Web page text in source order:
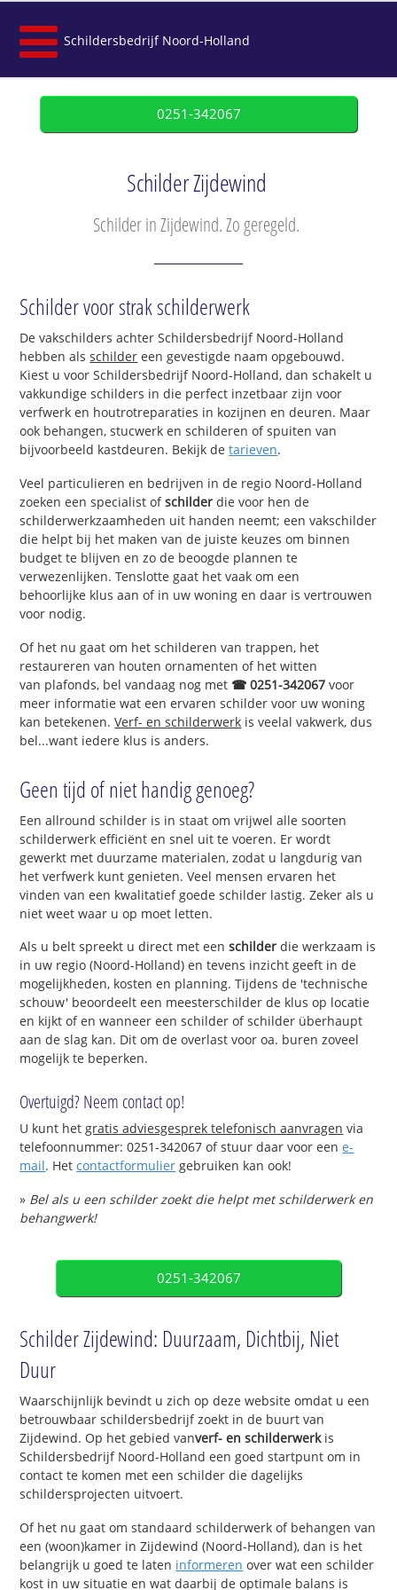
Schildersbedrijf Noord-Holland
0251-342067
Schilder Zijdewind
Schilder in Zijdewind. Zo geregeld.
Schilder voor strak schilderwerk
De vakschilders achter Schildersbedrijf Noord-Holland
hebben alsschilder een gevestigde naam opgebouwd.
Kiest u voor Schildersbedrijf Noord-Holland, dan schakelt u
vakkundige schilders in die perfect inzetbaar zijn voor
verfwerk en houtrotreparaties in kozijnen en deuren. Maar
ook behangen, stucwerk en schilderen of spuiten van
bijvoorbeeld kastdeuren. Bekijk detarieven.
Veel particulieren en bedrijven in de regio Noord-Holland
zoeken een specialist ofschilder die voor hen de
schilderwerkzaamheden uit handen neemt; een vakschilder
die helpt bij het maken van de juiste keuzes om binnen
budget te blijven en zo de beoogde plannen te
verwezenlijken. Tenslotte gaat het vaak om een
behoorlijke klus aan of in uw woning en daar is vertrouwen
voor nodig.
Of het nu gaat om het schilderen van trappen, het
restaureren van houten ornamenten of het witten
van plafonds, bel vandaag nog met ☎ 0251-342067 voor
meer informatie wat een ervaren schilder voor uw woning
kan betekenen.Verf- en schilderwerk is veelal vakwerk, dus
bel...want iedere klus is anders.
Geen tijd of niet handig genoeg?
Een allround schilder is in staat om vrijwel alle soorten
schilderwerk efficiënt en snel uit te voeren. Er wordt
gewerkt met duurzame materialen, zodat u langdurig van
het verfwerk kunt genieten. Veel mensen ervaren het
vinden van een kwalitatief goede schilder lastig. Zeker als u
niet weet waar u op moet letten.
Als u belt spreekt u direct met eenschilder die werkzaam is
in uw regio (Noord-Holland) en tevens inzicht geeft in de
mogelijkheden, kosten en planning. Tijdens de 'technische
schouw' beoordeelt een meesterschilder de klus op locatie
en kijkt of en wanneer een schilder of schilder überhaupt
aan de slag kan. Dit om de overlast voor oa. buren zoveel
mogelijk te beperken.
Overtuigd? Neem contact op!
U kunt hetgratis adviesgesprek telefonisch aanvragen via
telefoonnummer: 0251-342067 of stuur daar voor eene-
mail. Hetcontactformulier gebruiken kan ook!
» Bel als u een schilder zoekt die helpt met schilderwerk en
behangwerk!
0251-342067
Schilder Zijdewind: Duurzaam, Dichtbij, Niet
Duur
Waarschijnlijk bevindt u zich op deze website omdat u een
betrouwbaar schildersbedrijf zoekt in de buurt van
Zijdewind. Op het gebied vanverf- en schilderwerkis
Schildersbedrijf Noord-Holland een goed startpunt om in
contact te komen met een schilder die dagelijks
schildersprojecten uitvoert.
Of het nu gaat om standaard schilderwerk of behangen van
een (woon)kamer in Zijdewind (Noord-Holland), dan is het
belangrijk u goed te laten informeren over wat een schilder
kost in uw situatie en wat daarbij de optimale balans is